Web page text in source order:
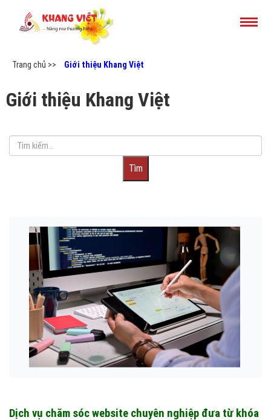
Trang chủ >> Giới thiệu Khang Việt
Giới thiệu Khang Việt
Tìm
Dịch vụ chăm sóc website chuyên nghiệp đưa từ khóa